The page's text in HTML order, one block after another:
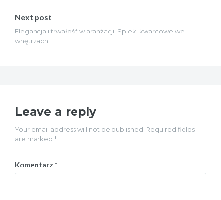
Next post
Elegancja i trwałość w aranżacji: Spieki kwarcowe we
wnętrzach
Leave a reply
Your email address will not be published. Required fields
are marked *
Komentarz *